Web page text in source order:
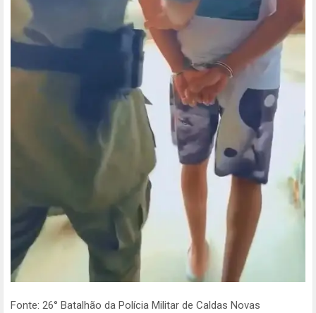
Fonte: 26° Batalhão da Polícia Militar de Caldas Novas